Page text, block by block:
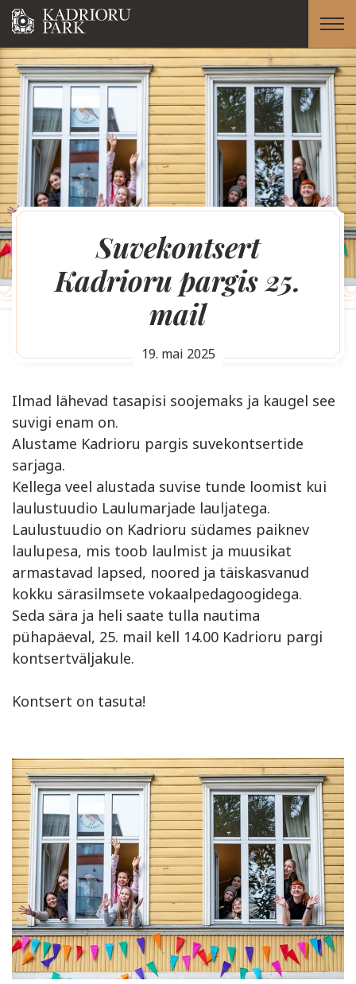
Suvekontsert
Kadrioru pargis 25.
mail
19. mai 2025
Ilmad lähevad tasapisi soojemaks ja kaugel see
suvigi enam on.
Alustame Kadrioru pargis suvekontsertide
sarjaga.
Kellega veel alustada suvise tunde loomist kui
laulustuudio Laulumarjade lauljatega.
Laulustuudio on Kadrioru südames paiknev
laulupesa, mis toob laulmist ja muusikat
armastavad lapsed, noored ja täiskasvanud
kokku särasilmsete vokaalpedagoogidega.
Seda sära ja heli saate tulla nautima
pühapäeval, 25. mail kell 14.00 Kadrioru pargi
kontsertväljakule.
Kontsert on tasuta!